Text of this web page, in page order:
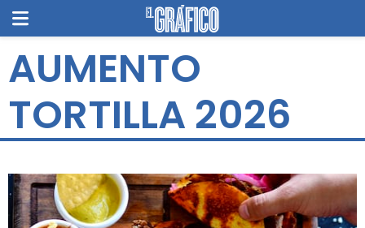
AUMENTO
TORTILLA 2026